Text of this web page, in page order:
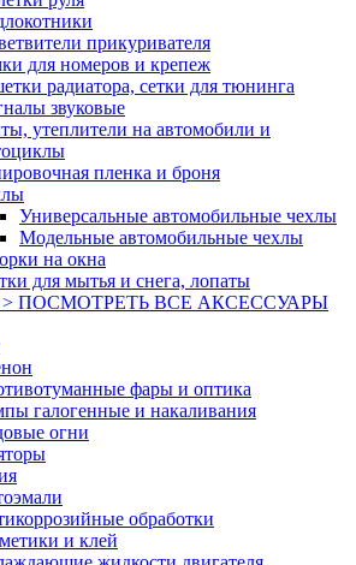
прикуривателя
для номеров и крепеж
радиатора, сетки для тюнинга
звуковые
утеплители на автомобили и
пленка и броня
Универсальные автомобильные чехлы
Модельные автомобильные чехлы
на окна
для мытья и снега, лопаты
> ПОСМОТРЕТЬ ВСЕ АКСЕССУАРЫ
фары и оптика
галогенные и накаливания
огни
обработки
и клей